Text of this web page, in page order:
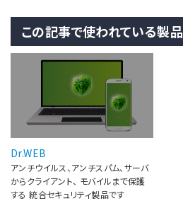
この記事で使われている製品
Dr.WEB
アンチウイルス、アンチスパム、サーバ
からクライアント、 モバイルまで保護
する 統合セキュリティ製品です